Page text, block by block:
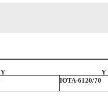
Y
IOTA-6120/70
Y